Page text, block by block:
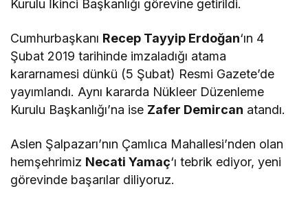
Kurulu İkinci Başkanlığı görevine getirildi.
Cumhurbaşkanı Recep Tayyip Erdoğan‘ın 4
Şubat 2019 tarihinde imzaladığı atama
kararnamesi dünkü (5 Şubat) Resmi Gazete’de
yayımlandı. Aynı kararda Nükleer Düzenleme
Kurulu Başkanlığı’na ise Zafer Demircan atandı.
Aslen Şalpazarı’nın Çamlıca Mahallesi’nden olan
hemşehrimiz Necati Yamaç‘ı tebrik ediyor, yeni
görevinde başarılar diliyoruz.